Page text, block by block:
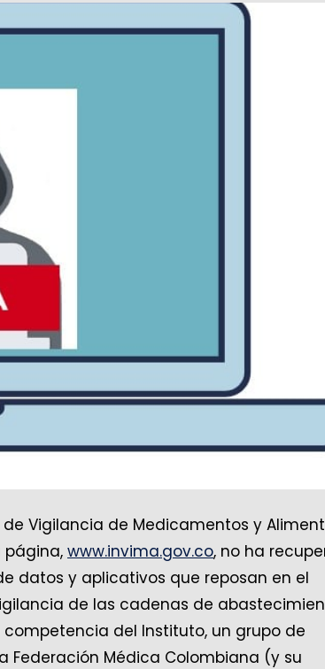
Vigilancia de Medicamentos y
página, www.invima.gov.co, no ha
datos y aplicativos que reposan en el
de las cadenas de
del Instituto, un grupo de
Médica Colombiana (y su